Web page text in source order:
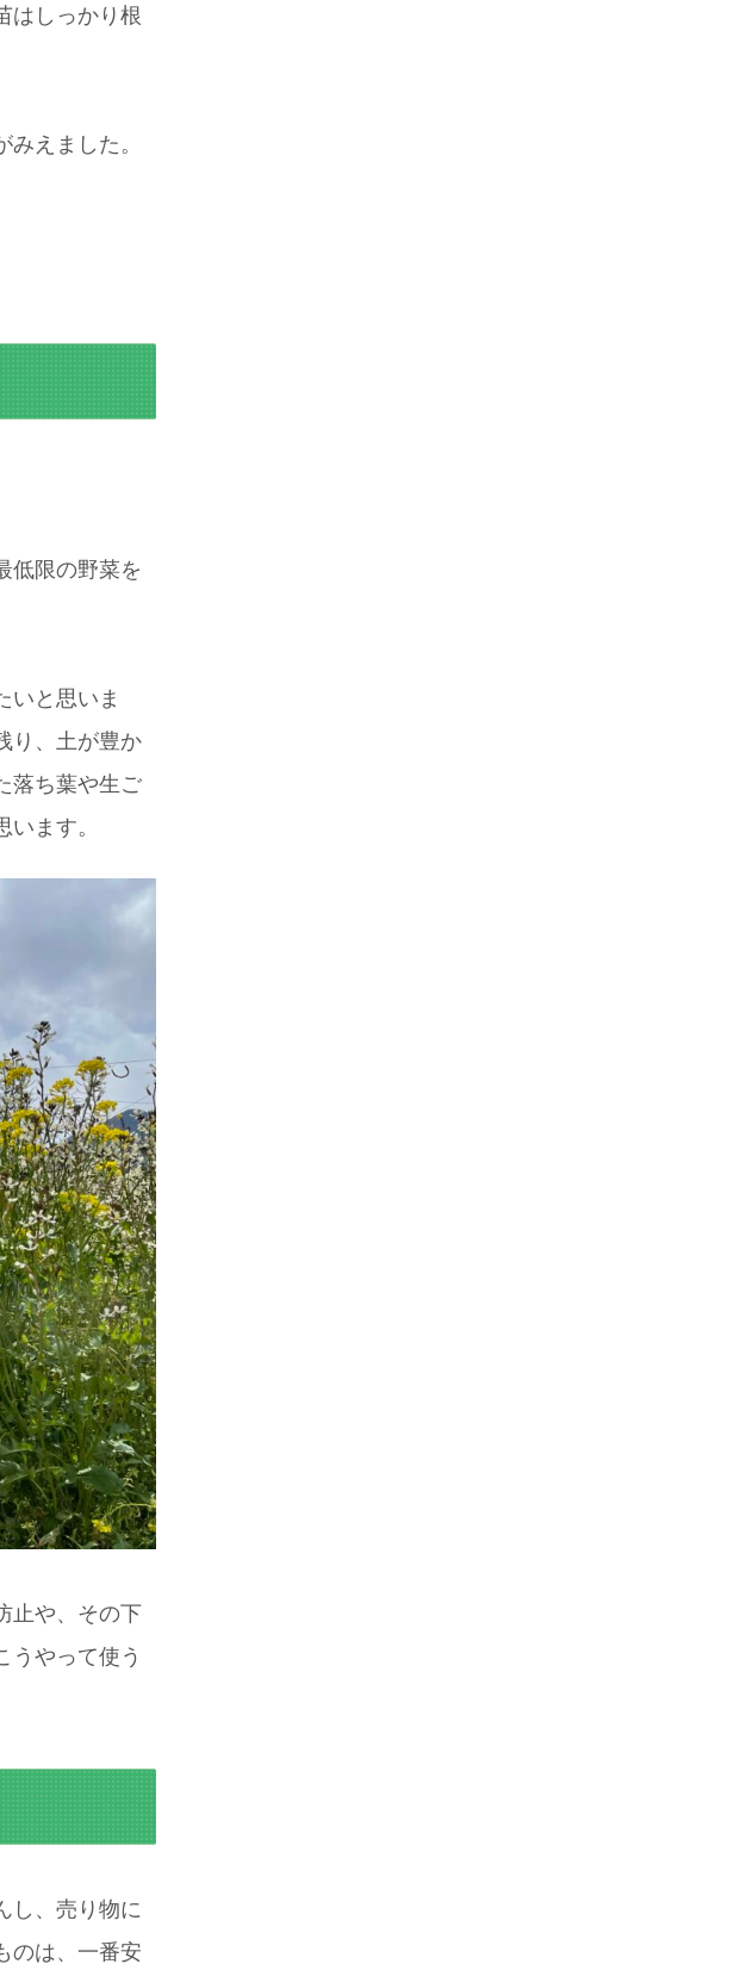
はしっかり根
えました。
低限の野菜を
いと思いま
り、土が豊か
落ち葉や生ご
ます。
止や、その下
うやって使う
し、売り物に
のは、一番安